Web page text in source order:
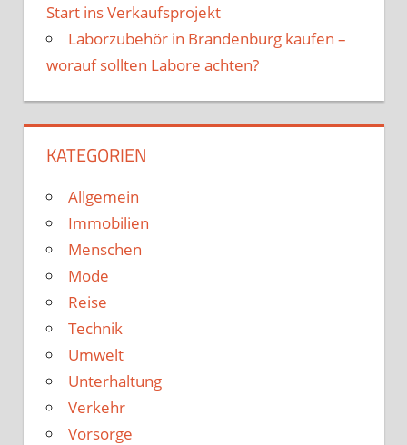
Start ins Verkaufsprojekt
Laborzubehör in Brandenburg kaufen –
worauf sollten Labore achten?
KATEGORIEN
Allgemein
Immobilien
Menschen
Mode
Reise
Technik
Umwelt
Unterhaltung
Verkehr
Vorsorge